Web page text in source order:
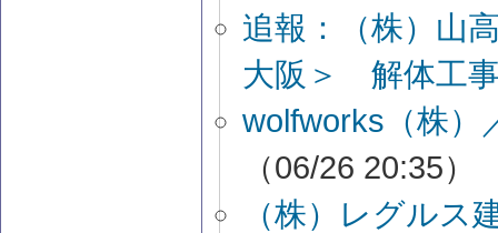
追報：（株）山
大阪＞ 解体工
wolfworks（株
（06/26 20:35）
（株）レグルス